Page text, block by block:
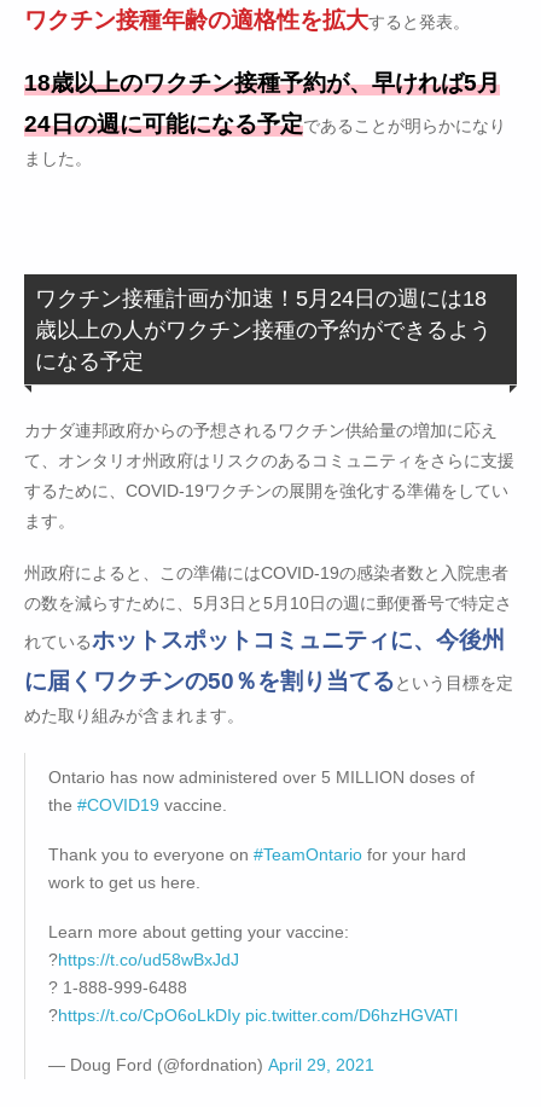
ワクチン接種年齢の適格性を拡大すると発表。
18歳以上のワクチン接種予約が、早ければ5月
24日の週に可能になる予定であることが明らかになり
ました。
ワクチン接種計画が加速！5月24日の週には18
歳以上の人がワクチン接種の予約ができるよう
になる予定
カナダ連邦政府からの予想されるワクチン供給量の増加に応え
て、オンタリオ州政府はリスクのあるコミュニティをさらに支援
するために、COVID-19ワクチンの展開を強化する準備をしてい
ます。
州政府によると、この準備にはCOVID-19の感染者数と入院患者
の数を減らすために、5月3日と5月10日の週に郵便番号で特定さ
れているホットスポットコミュニティに、今後州
に届くワクチンの50％を割り当てるという目標を定
めた取り組みが含まれます。
Ontario has now administered over 5 MILLION doses of
the #COVID19 vaccine.
Thank you to everyone on #TeamOntario for your hard
work to get us here.
Learn more about getting your vaccine:
?https://t.co/ud58wBxJdJ
? 1-888-999-6488
?https://t.co/CpO6oLkDIy pic.twitter.com/D6hzHGVATl
— Doug Ford (@fordnation) April 29, 2021